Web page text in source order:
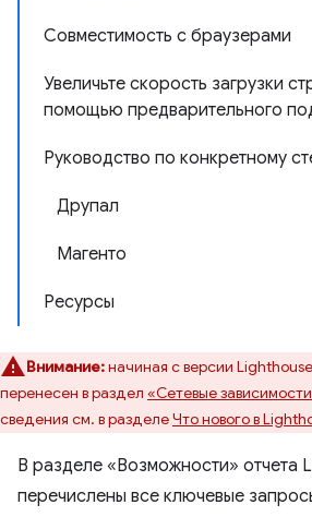
Совместимость с браузерами
Увеличьте скорость загрузки
помощью предварительного
Руководство по конкретному
Друпал
Магенто
Ресурсы
Внимание:начиная с версии
перенесен в раздел «Сетевые
сведения см. в разделеЧто нового в
В разделе «Возможности» отчета
перечислены все ключевые